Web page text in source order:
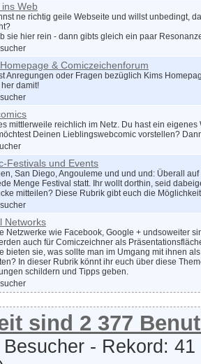
ins Web
ne richtig geile Webseite und willst unbedingt,
sie hier rein - dann gibts gleich ein paar
& Comiczeichenforum
Anregungen oder Fragen bezüglich Kims
her damit!
mittlerweile reichlich im Netz. Du hast ein eigenes
Deinen Lieblingswebcomic vorstellen?
Festivals und Events
San Diego, Angouleme und und und: Überall
Menge Festival statt. Ihr wollt dorthin, seid
mitteilen? Diese Rubrik gibt euch die
Networks
Netzwerke wie Facebook, Google + undsoweiter
auch für Comiczeichner als
bieten sie, was sollte man im Umgang mit ihnen
In dieser Rubrik könnt ihr euch über diese
schildern und Tipps geben.
sind 2 377
Besucher - Rekord: